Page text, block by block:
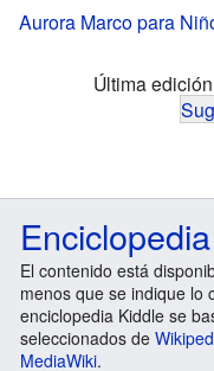
Aurora Marco para
Última
El contenido está
menos que se indique lo
enciclopedia Kiddle se
seleccionados de
MediaWiki.